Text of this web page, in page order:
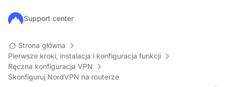
Przejdź do głównej treści
Support center
Strona główna
Pierwsze kroki, instalacja i konfiguracja funkcji
Ręczna konfiguracja VPN
Skonfiguruj NordVPN na routerze